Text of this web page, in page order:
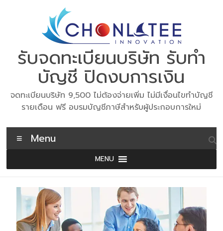
รับจดทะเบียนบริษัท รับทำ
บัญชี ปิดงบการเงิน
จดทะเบียนบริษัท 9,500 ไม่ต้องจ่ายเพิ่ม ไม่มีเงื่อนไขทำบัญชี
รายเดือน ฟรี อบรมบัญชีภาษีสำหรับผู้ประกอบการใหม่
Menu
MENU